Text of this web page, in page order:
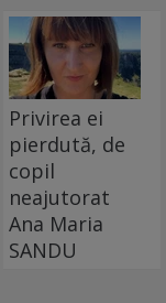
Privirea ei
pierdută, de
copil
neajutorat
Ana Maria
SANDU